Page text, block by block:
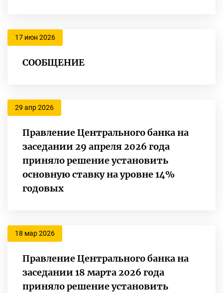
17 июн 2026
СООБЩЕНИЕ
29 апр 2026
Правление Центрального банка на
заседании 29 апреля 2026 года
приняло решение установить
основную ставку на уровне 14%
годовых
18 мар 2026
Правление Центрального банка на
заседании 18 марта 2026 года
приняло решение установить